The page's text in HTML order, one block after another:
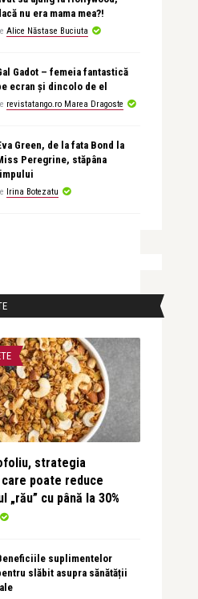
nu era mama mea?!
Alice Năstase Buciuta
Gadot – femeia fantastică
ecran și dincolo de el
revistatango.ro Marea Dragoste
Green, de la fata Bond la
Peregrine, stăpâna
Irina Botezatu
strategia
poate reduce
cu până la 30%
suplimentelor
slăbit asupra sănătății